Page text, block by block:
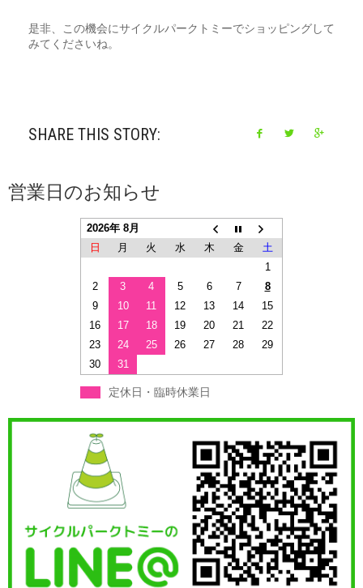
是非、この機会にサイクルパークトミーでショッピングして
みてくださいね。
SHARE THIS STORY:
営業日のお知らせ
2026年 8月
日
月 火 水 木 金
土
1
2
3 4 5 6 7
8
9
10 11 12 13 14
15
16
17 18 19 20 21
22
23
24 25 26 27 28
29
30
31
定休日・臨時休業日